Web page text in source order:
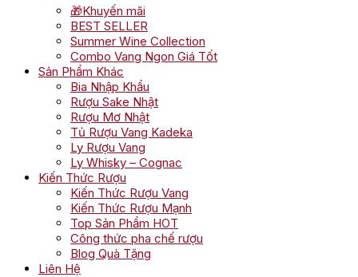
🎁Khuyến mãi
BEST SELLER
Summer Wine Collection
Combo Vang Ngon Giá Tốt
Sản Phẩm Khác
Bia Nhập Khẩu
Rượu Sake Nhật
Rượu Mơ Nhật
Tủ Rượu Vang Kadeka
Ly Rượu Vang
Ly Whisky – Cognac
Kiến Thức Rượu
Kiến Thức Rượu Vang
Kiến Thức Rượu Mạnh
Top Sản Phẩm HOT
Công thức pha chế rượu
Blog Quà Tặng
Liên Hệ